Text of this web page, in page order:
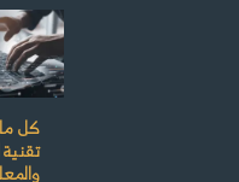
كل